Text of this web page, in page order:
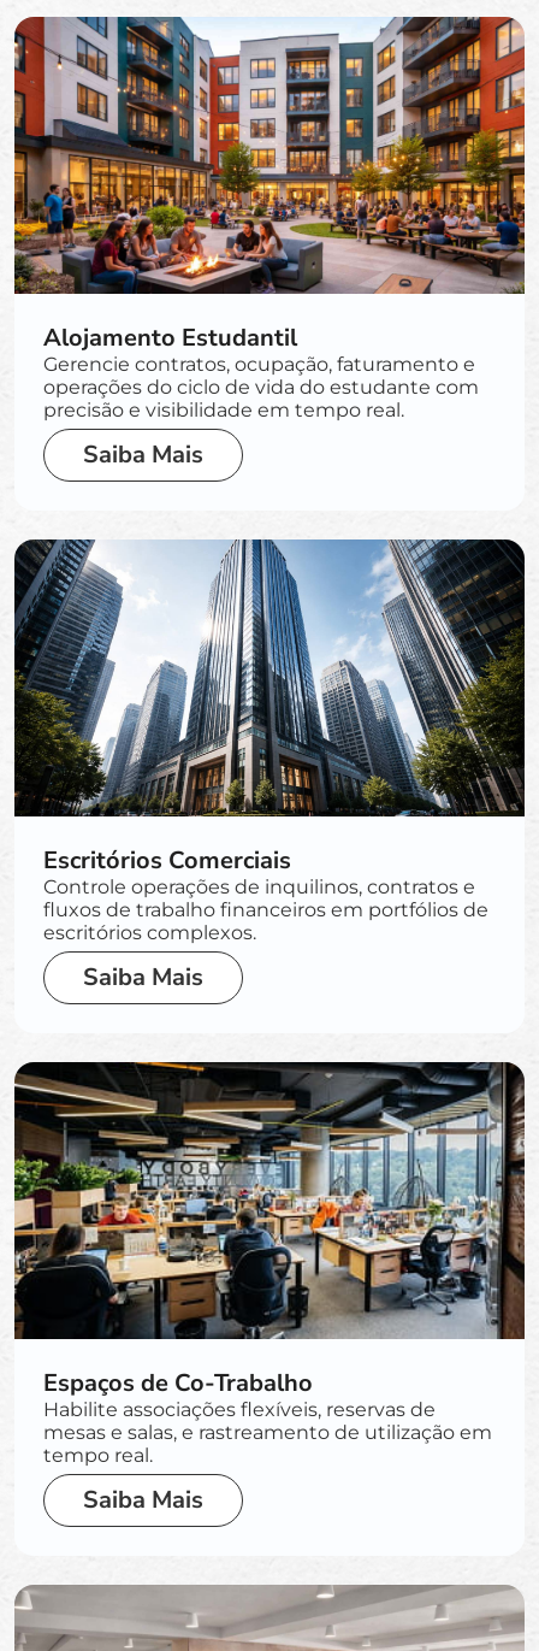
Alojamento Estudantil
Gerencie contratos, ocupação, faturamento e
operações do ciclo de vida do estudante com
precisão e visibilidade em tempo real.
Saiba Mais
Escritórios Comerciais
Controle operações de inquilinos, contratos e
fluxos de trabalho financeiros em portfólios de
escritórios complexos.
Saiba Mais
Espaços de Co-Trabalho
Habilite associações flexíveis, reservas de
mesas e salas, e rastreamento de utilização em
tempo real.
Saiba Mais